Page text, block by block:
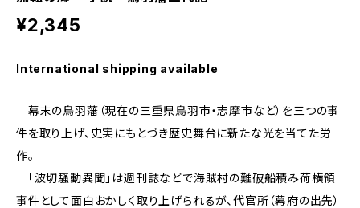
¥2,345
International shipping available
幕末の鳥羽藩（現在の三重県鳥羽市・志摩市など）を三つの事
件を取り上げ、史実にもとづき歴史舞台に新たな光を当てた労
作。
「波切騒動異聞」は週刊誌などで海賊村の難破船積み荷横領
事件として面白おかしく取り上げられるが、代官所（幕府の出先）